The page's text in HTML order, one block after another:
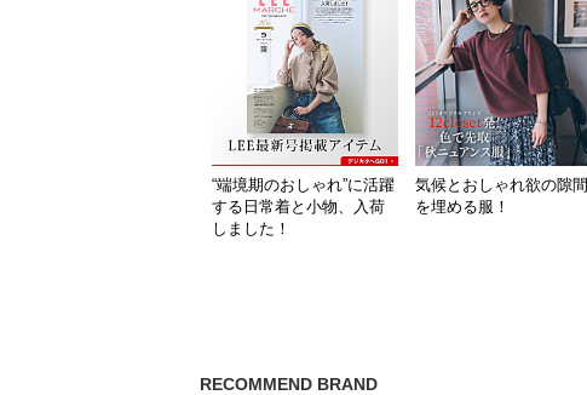
“端境期のおしゃれ”に活躍
する日常着と小物、入荷
しました！
気候とおしゃれ欲の隙間
を埋める服！
RECOMMEND BRAND